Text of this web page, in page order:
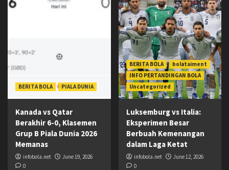
BERITA BOLA PIALA DUNIA
Kanada vs Qatar
Berakhir 6-0, Klasemen
Grup B Piala Dunia 2026
Memanas
infobola.net
June 19, 2026
0
BERITA BOLA
bolataiment
INFO PERTANDINGAN BOLA
Uncategorized
Luksemburg vs Italia:
Eksperimen Besar
Berbuah Kemenangan
dalam Laga Ketat
infobola.net
June 12, 2026
0